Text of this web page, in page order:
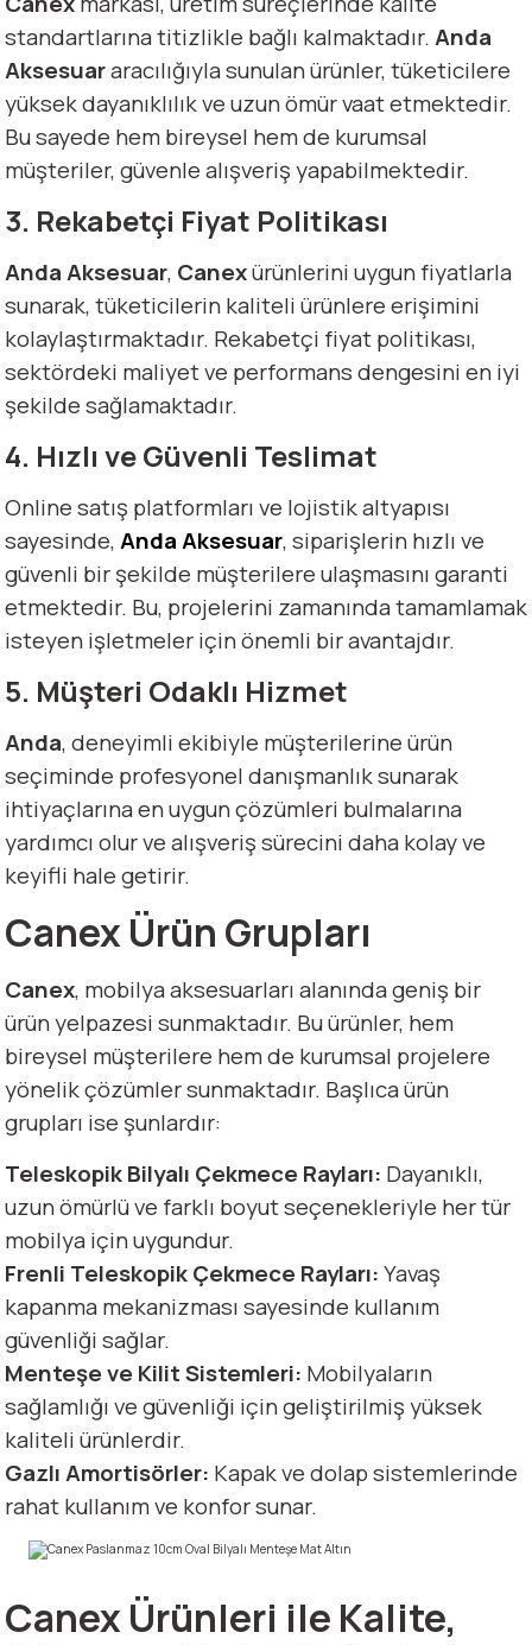
standartlarına titizlikle bağlı kalmaktadır.Anda
Aksesuararacılığıyla sunulan ürünler, tüketicilere
yüksek dayanıklılık ve uzun ömür vaat etmektedir.
Bu sayede hem bireysel hem de kurumsal
müşteriler, güvenle alışveriş yapabilmektedir.
3. Rekabetçi Fiyat Politikası
Anda Aksesuar, Canexürünlerini uygun fiyatlarla
sunarak, tüketicilerin kaliteli ürünlere erişimini
kolaylaştırmaktadır. Rekabetçi fiyat politikası,
sektördeki maliyet ve performans dengesini en iyi
şekilde sağlamaktadır.
4. Hızlı ve Güvenli Teslimat
Online satış platformları ve lojistik altyapısı
sayesinde,Anda Aksesuar, siparişlerin hızlı ve
güvenli bir şekilde müşterilere ulaşmasını garanti
etmektedir. Bu, projelerini zamanında tamamlamak
isteyen işletmeler için önemli bir avantajdır.
5. Müşteri Odaklı Hizmet
Anda, deneyimli ekibiyle müşterilerine ürün
seçiminde profesyonel danışmanlık sunarak
ihtiyaçlarına en uygun çözümleri bulmalarına
yardımcı olur ve alışveriş sürecini daha kolay ve
keyifli hale getirir.
Canex Ürün Grupları
Canex, mobilya aksesuarları alanında geniş bir
ürün yelpazesi sunmaktadır. Bu ürünler, hem
bireysel müşterilere hem de kurumsal projelere
yönelik çözümler sunmaktadır. Başlıca ürün
grupları ise şunlardır:
Teleskopik Bilyalı Çekmece Rayları: Dayanıklı,
uzun ömürlü ve farklı boyut seçenekleriyle her tür
mobilya için uygundur.
Frenli Teleskopik Çekmece Rayları:Yavaş
kapanma mekanizması sayesinde kullanım
güvenliği sağlar.
Menteşe ve Kilit Sistemleri: Mobilyaların
sağlamlığı ve güvenliği için geliştirilmiş yüksek
kaliteli ürünlerdir.
Gazlı Amortisörler: Kapak ve dolap sistemlerinde
rahat kullanım ve konfor sunar.
Canex Ürünleri ile Kalite,